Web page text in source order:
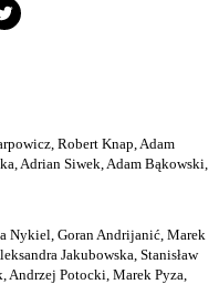
Robert Knap, Adam
Adrian Siwek, Adam Bąkowski,
Nykiel, Goran Andrijanić, Marek
Jakubowska, Stanisław
Andrzej Potocki, Marek Pyza,